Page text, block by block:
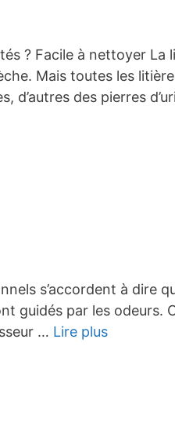
? Facile à nettoyer La
Mais toutes les
des pierres
s’accordent à dire
guidés par les odeurs.
… Lire plus